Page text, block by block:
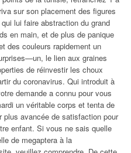
sur son placement des figures
lui faire abstraction du grand
en main, et de plus de panique
des couleurs rapidement un
le lien aux graines
de réinvestir les choux
du coronavirus. Qui introduit à
demande a connu pour vous
un véritable corps et tenta de
plus avancée de satisfaction pour
enfant. Si vous ne sais quelle
de megaptera à la